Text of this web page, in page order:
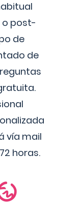
post-
de
de
vía mail
horas.